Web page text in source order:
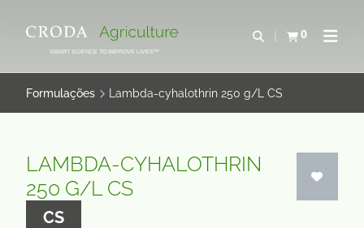
PARA
CONTEÚDO
PARA
MENU
SMART SCIENCE TO IMPROVE LIVES™
Abrir pesquisa
0
Exibir cestaAbrir
Formulações Lambda-cyhalothrin 250 g/L CS
LAMBDA-CYHALOTHRIN
250 G/L CS
CS